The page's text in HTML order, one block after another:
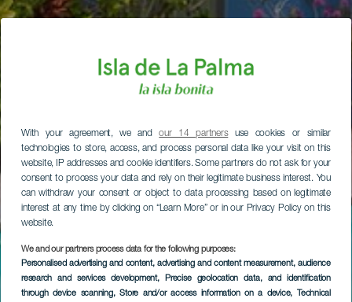
With your agreement, we andour 14 partnersuse cookies or similar
technologies to store, access, and process personal data like your visit on this
website, IP addresses and cookie identifiers. Some partners do not ask for your
consent to process your data and rely on their legitimate business interest. You
can withdraw your consent or object to data processing based on legitimate
interest at any time by clicking on “Learn More” or in our Privacy Policy on this
website.
We and our partners process data for the following purposes:
Personalised advertising and content, advertising and content measurement, audience
research and services development, Precise geolocation data, and identification
through device scanning, Store and/or access information on a device, Technical